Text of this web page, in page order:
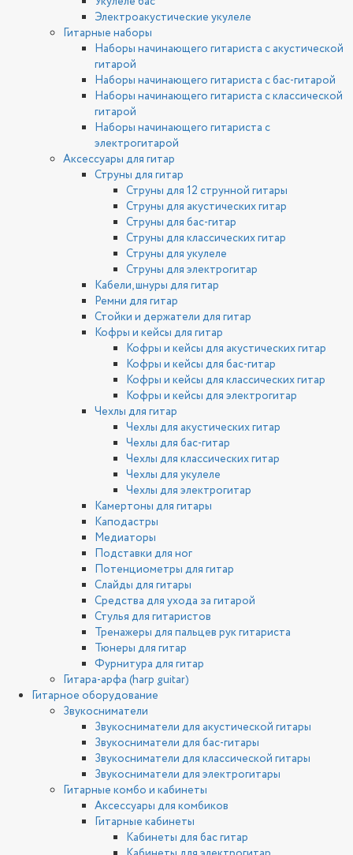
Электроакустические укулеле
Гитарные наборы
Наборы начинающего гитариста с акустической
гитарой
Наборы начинающего гитариста с бас-гитарой
Наборы начинающего гитариста с классической
гитарой
Наборы начинающего гитариста с
электрогитарой
Аксессуары для гитар
Струны для гитар
Струны для 12 струнной гитары
Струны для акустических гитар
Струны для бас-гитар
Струны для классических гитар
Струны для укулеле
Струны для электрогитар
Кабели, шнуры для гитар
Ремни для гитар
Стойки и держатели для гитар
Кофры и кейсы для гитар
Кофры и кейсы для акустических гитар
Кофры и кейсы для бас-гитар
Кофры и кейсы для классических гитар
Кофры и кейсы для электрогитар
Чехлы для гитар
Чехлы для акустических гитар
Чехлы для бас-гитар
Чехлы для классических гитар
Чехлы для укулеле
Чехлы для электрогитар
Камертоны для гитары
Каподастры
Медиаторы
Подставки для ног
Потенциометры для гитар
Слайды для гитары
Средства для ухода за гитарой
Стулья для гитаристов
Тренажеры для пальцев рук гитариста
Тюнеры для гитар
Фурнитура для гитар
Гитара-арфа (harp guitar)
Гитарное оборудование
Звукосниматели
Звукосниматели для акустической гитары
Звукосниматели для бас-гитары
Звукосниматели для классической гитары
Звукосниматели для электрогитары
Гитарные комбо и кабинеты
Аксессуары для комбиков
Гитарные кабинеты
Кабинеты для бас гитар